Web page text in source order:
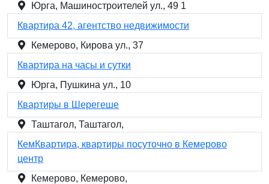
Юрга, Машиностроителей ул., 49 1
Квартира 42, агентство недвижимости
Кемерово, Кирова ул., 37
Квартира на часы и сутки
Юрга, Пушкина ул., 10
Квартиры в Шерегеше
Таштагол, Таштагол,
КемКвартира, квартиры посуточно в Кемерово
центр
Кемерово, Кемерово,